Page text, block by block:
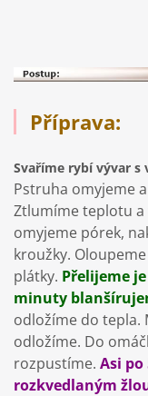
Příprava:
Svaříme rybí vývar s
Pstruha omyjeme
Ztlumíme teplotu a
omyjeme pórek,
kroužky.
plátky. Přelijeme
minuty
odložíme do tepla.
odložíme. Do
rozpustíme. Asi
rozkvedlaným